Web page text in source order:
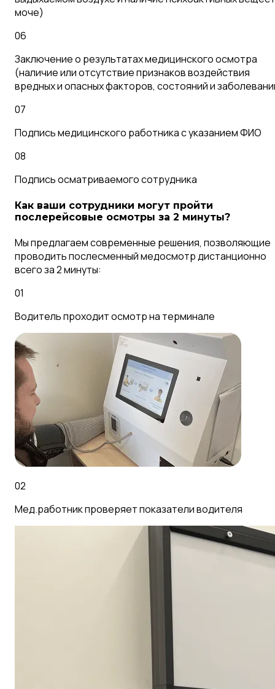
моче)
06
Заключение о результатах медицинского осмотра
(наличие или отсутствие признаков воздействия
вредных и опасных факторов, состояний и
07
Подпись медицинского работника с указанием ФИО
08
Подпись осматриваемого сотрудника
Как ваши сотрудники могут пройти
послерейсовые осмотры за 2 минуты?
Мы предлагаем современные решения, позволяющие
проводить послесменный медосмотр дистанционно
всего за 2 минуты:
01
Водитель проходит осмотр на терминале
02
Мед.работник проверяет показатели водителя